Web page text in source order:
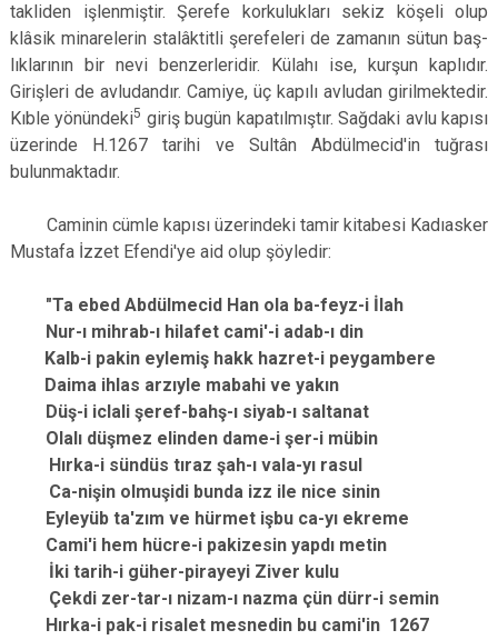
takliden işlenmiştir. Şerefe kor­kulukları sekiz köşeli olup
klâsik minarele­rin stalâktitli şerefeleri de zamanın sütun baş­
lıklarının bir nevi benzerleridir. Külahı ise, kurşun kaplıdır.
Girişleri de avludandır. Ca­miye, üç kapılı avludan girilmektedir.
Kıble yönündeki5 giriş bugün kapatılmıştır. Sağ­daki avlu kapısı
üzerinde H.1267 tarihi ve Sul­tân Abdülmecid'in tuğrası
bulunmaktadır.
Caminin cümle kapısı üzerindeki tamir kitabesi Kadıasker
Mustafa İzzet Efendi'ye aid olup şöyledir:
"Ta ebed Abdülmecid Han ola ba-feyz-i İlah
Nur-ı mihrab-ı hilafet cami'-i adab-ı din
Kalb-i pakin eylemiş hakk hazret-i peygambere
Daima ihlas arzıyle mabahi ve yakın
Düş-i iclali şeref-bahş-ı siyab-ı saltanat
Olalı düşmez elinden dame-i şer-i mübin
Hırka-i sündüs tıraz şah-ı vala-yı rasul
Ca-nişin olmuşidi bunda izz ile nice sinin
Eyleyüb ta'zım ve hürmet işbu ca-yı ekreme
Cami'i hem hücre-i pakizesin yapdı metin
İki tarih-i güher-pirayeyi Ziver kulu
Çekdi zer-tar-ı nizam-ı nazma çün dürr-i semin
Hırka-i pak-i risalet mesnedin bu cami'in 1267